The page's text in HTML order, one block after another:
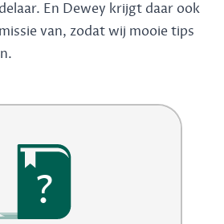
En Dewey krijgt daar ook
van, zodat wij mooie tips
?